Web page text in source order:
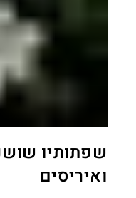
שפתותיו
ואיריסים